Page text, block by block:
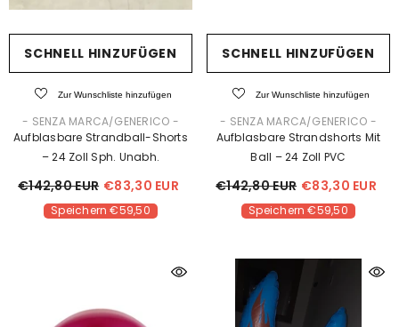
SCHNELL HINZUFÜGEN
Zur Wunschliste hinzufügen
VERKÄUFER:
- SENZA MARCA/GENERICO -
Aufblasbare Strandball-Shorts
– 24 Zoll Sph. Unabh.
€142,80 EUR €83,30 EUR
Speichern €59,50
SCHNELL HINZUFÜGEN
Zur Wunschliste hinzufügen
VERKÄUFER:
- SENZA MARCA/GENERICO -
Aufblasbare Strandshorts Mit
Ball – 24 Zoll PVC
€142,80 EUR €83,30 EUR
Speichern €59,50